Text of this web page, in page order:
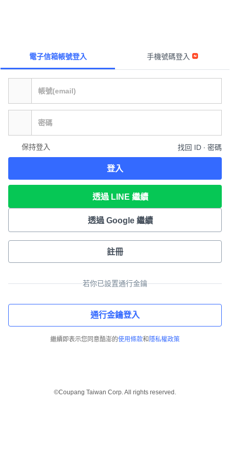
電子信箱帳號登入 手機號碼登入
保持登入 找回 ID ∙ 密碼
登入
透過 LINE 繼續
透過 Google 繼續
註冊
若你已設置通行金鑰
通行金鑰登入
繼續即表示您同意酷澎的使用條款和 隱私權政策
©Coupang Taiwan Corp. All rights reserved.